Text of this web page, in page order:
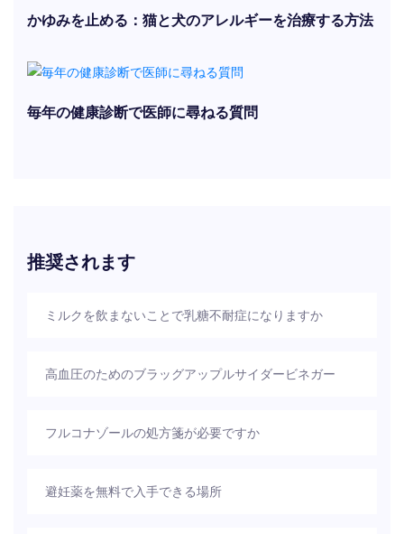
かゆみを止める：猫と犬のアレルギーを治療する方法
毎年の健康診断で医師に尋ねる質問
推奨されます
ミルクを飲まないことで乳糖不耐症になりますか
高血圧のためのブラッグアップルサイダービネガー
フルコナゾールの処方箋が必要ですか
避妊薬を無料で入手できる場所